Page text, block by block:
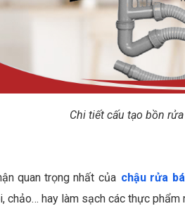
Chi tiết cấu tạo bồn
quan trọng nhất của chậu rửa
chảo… hay làm sạch các thực phẩm